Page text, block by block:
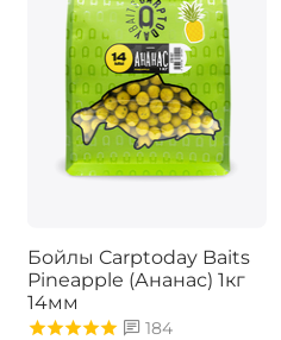
Бойлы Carptoday Baits
Pineapple (Ананас) 1кг
14мм
184